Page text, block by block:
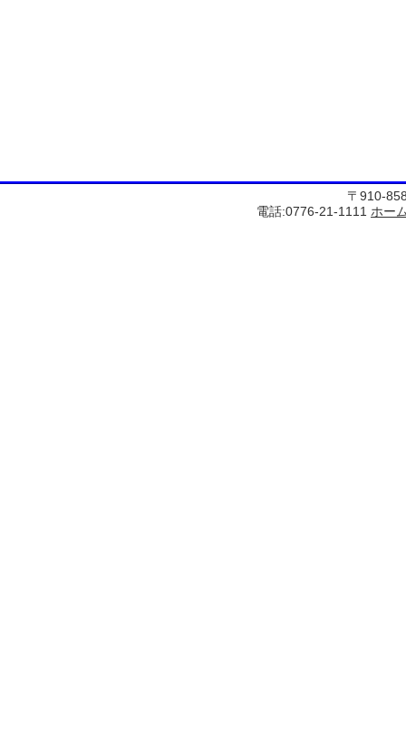
〒910-
電話:0776-21-1111 ホー